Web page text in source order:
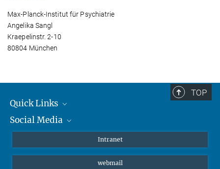
Max-Planck-Institut für Psychiatrie
Angelika Sangl
Kraepelinstr. 2-10
80804 München
TOP
Quick Links
Student*innen/Wissenschaftler*innen
Social Media
Intranet
webmail